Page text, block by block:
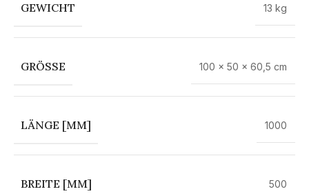
GEWICHT 13 kg
GRÖSSE 100 × 50 × 60,5 cm
LÄNGE [MM] 1000
BREITE [MM] 500